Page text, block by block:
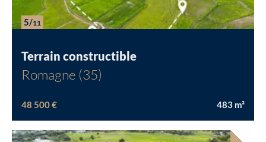
5/11
Terrain constructible
Romagne (35)
48 500 € 483 m²